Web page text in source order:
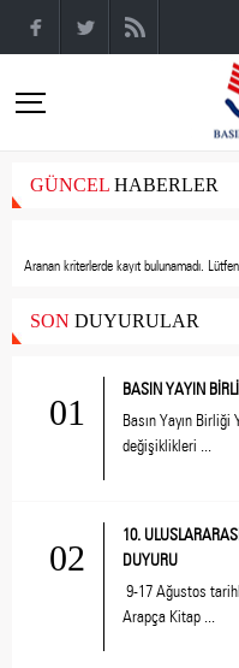
GÜNCEL HABERLER
Aranan kriterlerde kayıt bulunamadı.
SON DUYURULAR
01
BASIN YAYIN
Basın Yayın Birliği
değişiklikleri ...
02
10.
DUYURU
9-17 Ağustos
Arapça Kitap ...